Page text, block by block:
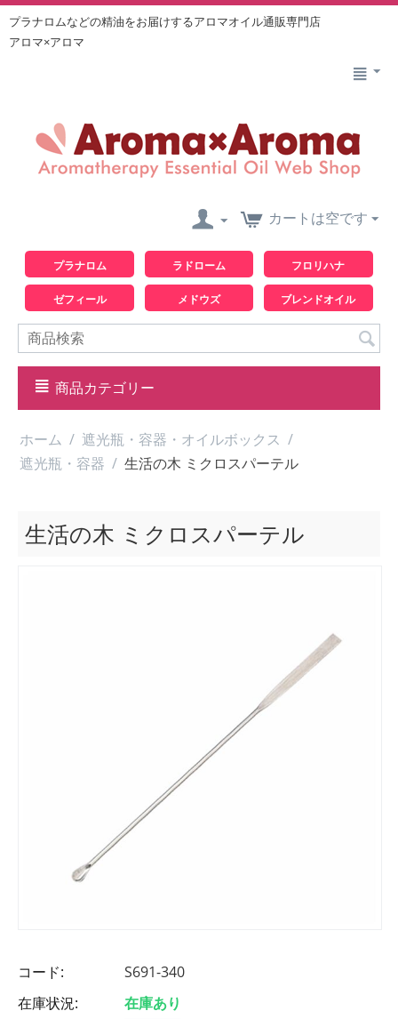
プラナロムなどの精油をお届けするアロマオイル通販専門店
アロマ×アロマ
カートは空です
プラナロム ラドローム フロリハナ
ゼフィール メドウズ ブレンドオイル
商品カテゴリー
ホーム / 遮光瓶・容器・オイルボックス /
遮光瓶・容器 / 生活の木 ミクロスパーテル
生活の木 ミクロスパーテル
コード:
S691-340
在庫状況:
在庫あり